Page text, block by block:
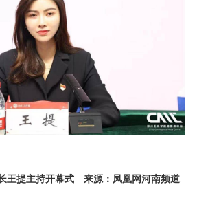
王提主持开幕式 来源：凤凰网河南频道